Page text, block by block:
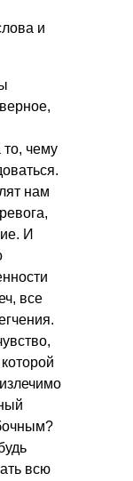
и
то, чему
нам
И
все
всю